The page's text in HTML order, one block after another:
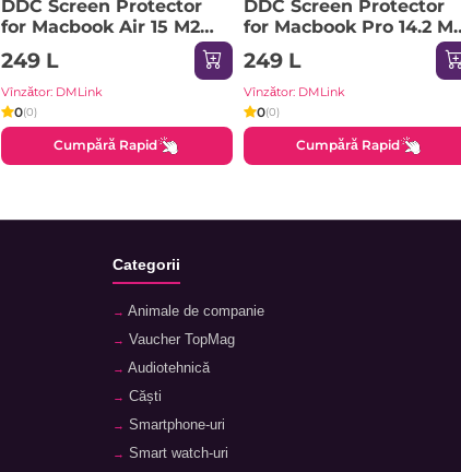
DDC Screen Protector
for Macbook Air 15 M2
(2022) / M3 (2024), Clear
249 L
Vînzător: DMLink
0(0)
Cumpără Rapid
DDC Screen Protector
for Macbook Pro 14.2 M1
/ M2 / M3 (2023), Clear
249 L
Vînzător: DMLink
0(0)
Cumpără Rapid
Categorii
Animale de companie
Vaucher TopMag
Audiotehnică
Căști
Smartphone-uri
Smart watch-uri